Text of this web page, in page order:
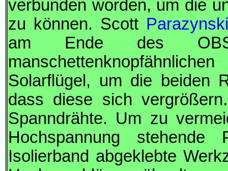
verbunden worden, um die
zu können. Scott
am Ende des
Solarflügel, um die beiden
dass diese sich
Spanndrähte. Um zu
Hochspannung
Isolierband abgeklebte